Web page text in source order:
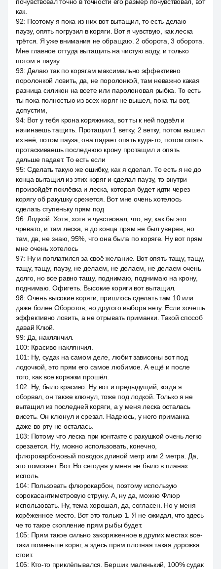
как.
92: Поэтому я пока из них вот вытащил, то есть делаю
паузу, опять погрузил в коряги. Вот я чувствую, как леска
трётся. Я уже внимания не обращаю. 2 оборота, 3 оборота.
Мне главное оттуда вытащить на чистую воду, и только
потом я паузу.
93: Делаю так по корягам максимально эффективно
поролонкой ловить, да, не поролонкой, там неважно какая
разница силикон на всете или паролоновая рыбка. То есть
ты пока полностью из всех коряг не вышел, пока ты вот,
допустим,
94: Вот у тебя крона коряжника, вот ты к ней подвёл и
начинаешь тащить. Протащил 1 ветку, 2 ветку, потом вышел
из неё, потом пауза, она падает опять куда-то, потом опять
протаскиваешь последнюю крону протащил и опять
дальше падает. То есть если
95: Сделать такую же ошибку, как я сделал. То есть я не до
конца вытащил из этих коряг и сделал паузу, то внутри
произойдёт поклёвка и леска, которая будет идти через
корягу об ракушку срежется. Вот мне очень хотелось
сделать ступеньку прям под
96: Лодкой. Хотя, хотя я чувствовал, что, ну, как бы это
чревато, и там леска, я до конца прям не был уверен, но
там, да, не знаю, 95%, что она была по коряге. Ну вот прям
мне очень хотелось
97: Ну и поплатился за своё желание. Вот опять тащу, тащу,
тащу, тащу, паузу, не делаем, не делаем, не делаем очень
долго, но все равно тащу, поднимаю, поднимаю на крону,
поднимаю. Офигеть. Высокие коряги вот вытащил.
98: Очень высокие коряги, пришлось сделать там 10 или
даже более Оборотов, но другого выбора нету. Если хочешь
эффективно ловить, а не отрывать приманки. Такой способ
давай Клюй.
99: Да, наклянчил.
100: Красиво наклянчил.
101 : Ну, судак на самом деле, любит зависоны вот под
лодочкой, это прям его самое любимое. А ещё и после
того, как все коряжки прошёл.
102: Ну, было красиво. Ну вот и предыдущий, когда я
оборвал, он также клюнул, тоже под лодкой. Только я не
вытащил из последней коряги, а у меня леска осталась
висеть. Он клюнул и срезал. Надеюсь, у него приманка
даже во рту не осталась.
103: Потому что леска при контакте с ракушкой очень легко
срезается. Ну, можно использовать, конечно,
флюрокарбоновый поводок длиной метр или 2 метра. Да,
это помогает. Вот. Но сегодня у меня не было в планах
исполь.
104: Пользовать флюрокарбон, поэтому использую
сорокасантиметровую струну. А, ну да, можно Флюр
использовать. Ну, тема хорошая, да, согласен. Но у меня
корёженное место. Вот это только 1. Я не ожидал, что здесь
че то такое скопление прям рыбы будет.
105: Прям такое сильно закоряженное в других местах все-
таки поменьше коряг, а здесь прям плотная такая дорожка
стоит.
106: Кто-то приклёпывался. Бершик маленький, 100% судак